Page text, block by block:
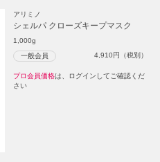
アリミノ
シェルパ クローズキープマスク
1,000g
一般会員 4,910円（税別）
プロ会員価格は、ログインしてご確認くだ
さい